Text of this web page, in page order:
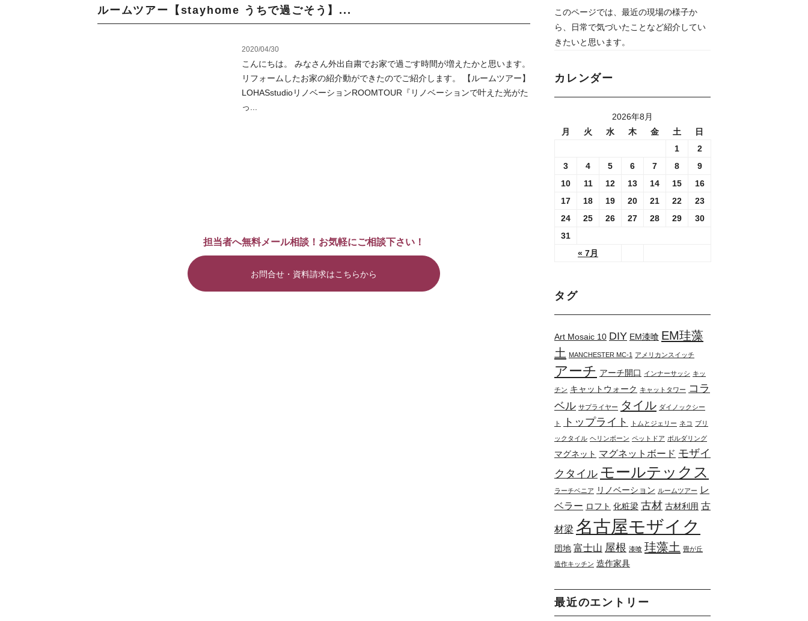
ルームツアー【stayhome うちで過ごそう】...
2020/04/30
こんにちは。 みなさん外出自粛でお家で過ごす時間が増えたかと思います。
リフォームしたお家の紹介動ができたのでご紹介します。 【ルームツアー】
LOHASstudioリノベーションROOMTOUR『リノベーションで叶えた光がた
っ...
担当者へ無料メール相談！お気軽にご相談下さい！
お問合せ・資料請求はこちらから
このページでは、最近の現場の様子か
ら、日常で気づいたことなど紹介してい
きたいと思います。
カレンダー
2026年8月
月
火 水 木 金 土 日
« 7月
1
2
3
4 5 6 7 8
9
10
11 12 13 14 15
16
17
18 19 20 21 22
23
24
25 26 27 28 29
30
31
タグ
Art Mosaic 10 DIY EM漆喰 EM珪藻
土 MANCHESTER MC-1 アメリカンスイッチ
アーチ アーチ開口 インナーサッシ キッ
チン キャットウォーク キャットタワー コラ
ベル サプライヤー タイル ダイノックシー
ト トップライト トムとジェリー ネコ ブリ
ックタイル ヘリンボーン ペットドア ボルダリング
マグネット マグネットボード モザイ
クタイル モールテックス
ラーチベニア リノベーション ルームツアー レ
ベラー ロフト 化粧梁 古材 古材利用 古
材梁 名古屋モザイク
団地 富士山 屋根 漆喰 珪藻土 畳が丘
造作キッチン 造作家具
最近のエントリー